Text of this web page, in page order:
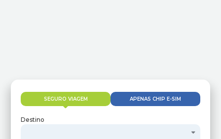
SEGURO VIAGEM APENAS CHIP E-SIM
Destino